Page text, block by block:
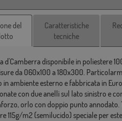
del
Caratteristiche
tecniche
d'Camberra disponibile in poliestere
da 060x100 a 180x300.
in ambiente esterno e fabbricata in
con due anelli sul lato sinistro e
orlo con doppio punto annodato.
115g/m2 (semilucido) speciale per